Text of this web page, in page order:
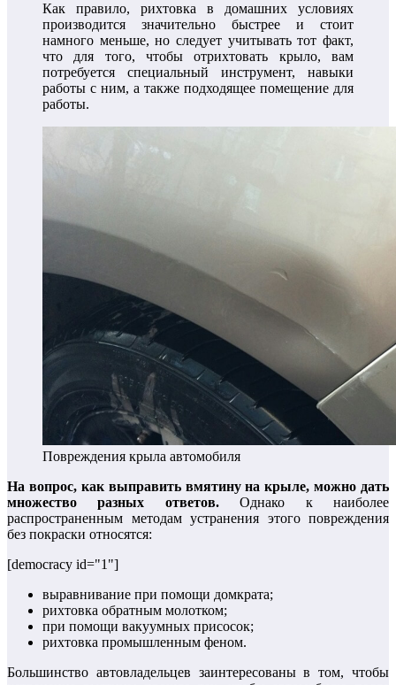
Как правило, рихтовка в домашних условиях
производится значительно быстрее и стоит
намного меньше, но следует учитывать тот факт,
что для того, чтобы отрихтовать крыло, вам
потребуется специальный инструмент, навыки
работы с ним, а также подходящее помещение для
работы.
Повреждения крыла автомобиля
На вопрос, как выправить вмятину на крыле, можно дать
множество разных ответов.Однако к наиболее
распространенным методам устранения этого повреждения
без покраски относятся:
[democracy id="1"]
выравнивание при помощи домкрата;
рихтовка обратным молотком;
при помощи вакуумных присосок;
рихтовка промышленным феном.
Большинство автовладельцев заинтересованы в том, чтобы